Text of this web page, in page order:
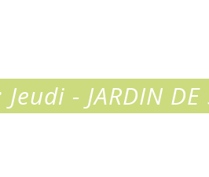
- JARDIN DE